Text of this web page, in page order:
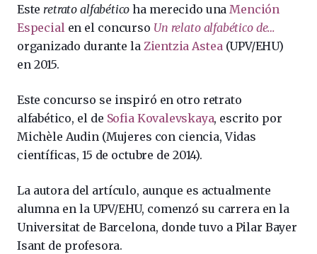
Este retrato alfabético ha merecido una Mención
Especial en el concurso Un relato alfabético de…
organizado durante la Zientzia Astea (UPV/EHU)
en 2015.
Este concurso se inspiró en otro retrato
alfabético, el de Sofia Kovalevskaya, escrito por
Michèle Audin (Mujeres con ciencia, Vidas
científicas, 15 de octubre de 2014).
La autora del artículo, aunque es actualmente
alumna en la UPV/EHU, comenzó su carrera en la
Universitat de Barcelona, donde tuvo a Pilar Bayer
Isant de profesora.